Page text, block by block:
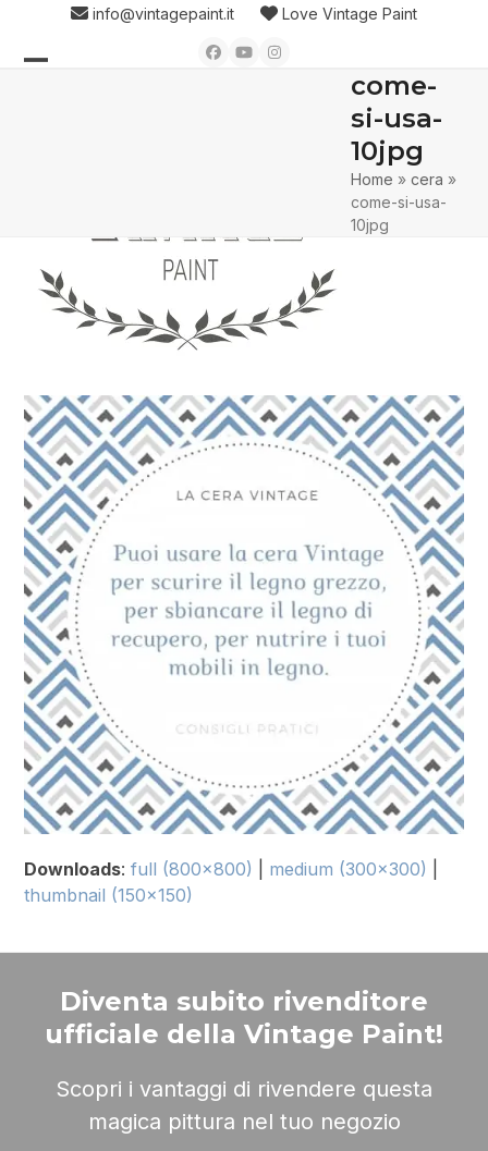
content
info@vintagepaint.it Love Vintage Paint
Facebook
YouTubeInstagram
come-
si-usa-
10jpg
Home »cera »
come-si-usa-
10jpg
Downloads:full (800x800) medium (300x300)
thumbnail (150x150)
Diventa subito rivenditore
ufficiale della Vintage Paint!
Scopri i vantaggi di rivendere questa
magica pittura nel tuo negozio